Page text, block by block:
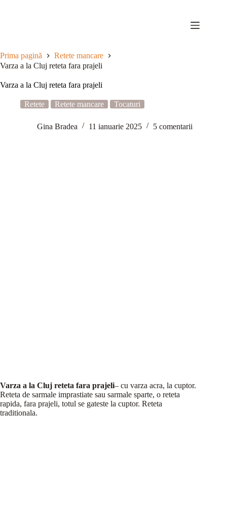
Prima pagină
Retete mancare
Varza a la Cluj reteta fara prajeli
Varza a la Cluj reteta fara prajeli
Retete Retete mancare Tocaturi
Gina Bradea 11 ianuarie 2025 5 comentarii
Varza a la Cluj reteta fara prajeli– cu varza acra, la cuptor.
Reteta de sarmale imprastiate sau sarmale sparte, o reteta
rapida, fara prajeli, totul se gateste la cuptor. Reteta
traditionala.